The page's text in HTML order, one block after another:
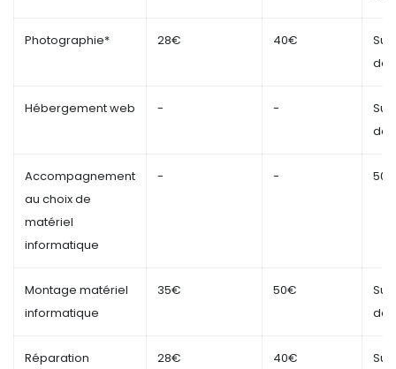
Photographie* 28€ 40€
Sur
Hébergement web - -
Sur
Accompagnement
au choix de
matériel
informatique
- - 50€
Montage matériel
informatique
35€ 50€
Sur
Réparation
28€ 40€
Sur